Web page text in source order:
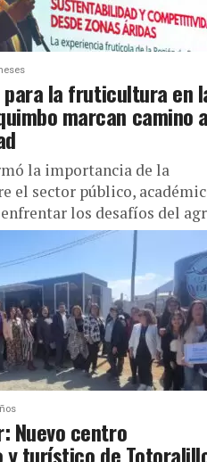
para la fruticultura en
marcan camino
la importancia de la
el sector público,
los desafíos del
Nuevo centro
y turístico de